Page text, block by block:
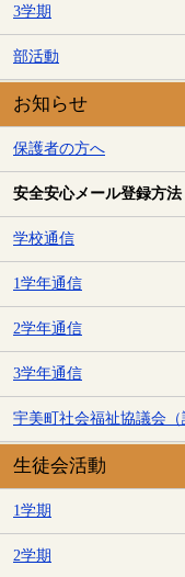
3学期
部活動
お知らせ
保護者の方へ
安全安心メール登録方法
学校通信
1学年通信
2学年通信
3学年通信
宇美町社会福祉協議会（
生徒会活動
1学期
2学期